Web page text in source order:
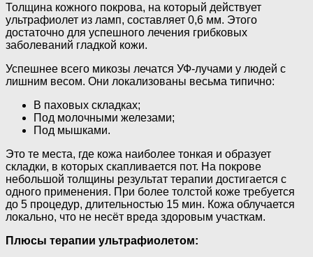
Толщина кожного покрова, на который действует
ультрафиолет из ламп, составляет 0,6 мм. Этого
достаточно для успешного лечения грибковых
заболеваний гладкой кожи.
Успешнее всего микозы лечатся УФ-лучами у людей с
лишним весом. Они локализованы весьма типично:
В паховых складках;
Под молочными железами;
Под мышками.
Это те места, где кожа наиболее тонкая и образует
складки, в которых скапливается пот. На покрове
небольшой толщины результат терапии достигается с
одного применения. При более толстой коже требуется
до 5 процедур, длительностью 15 мин. Кожа облучается
локально, что не несёт вреда здоровым участкам.
Плюсы терапии ультрафиолетом: